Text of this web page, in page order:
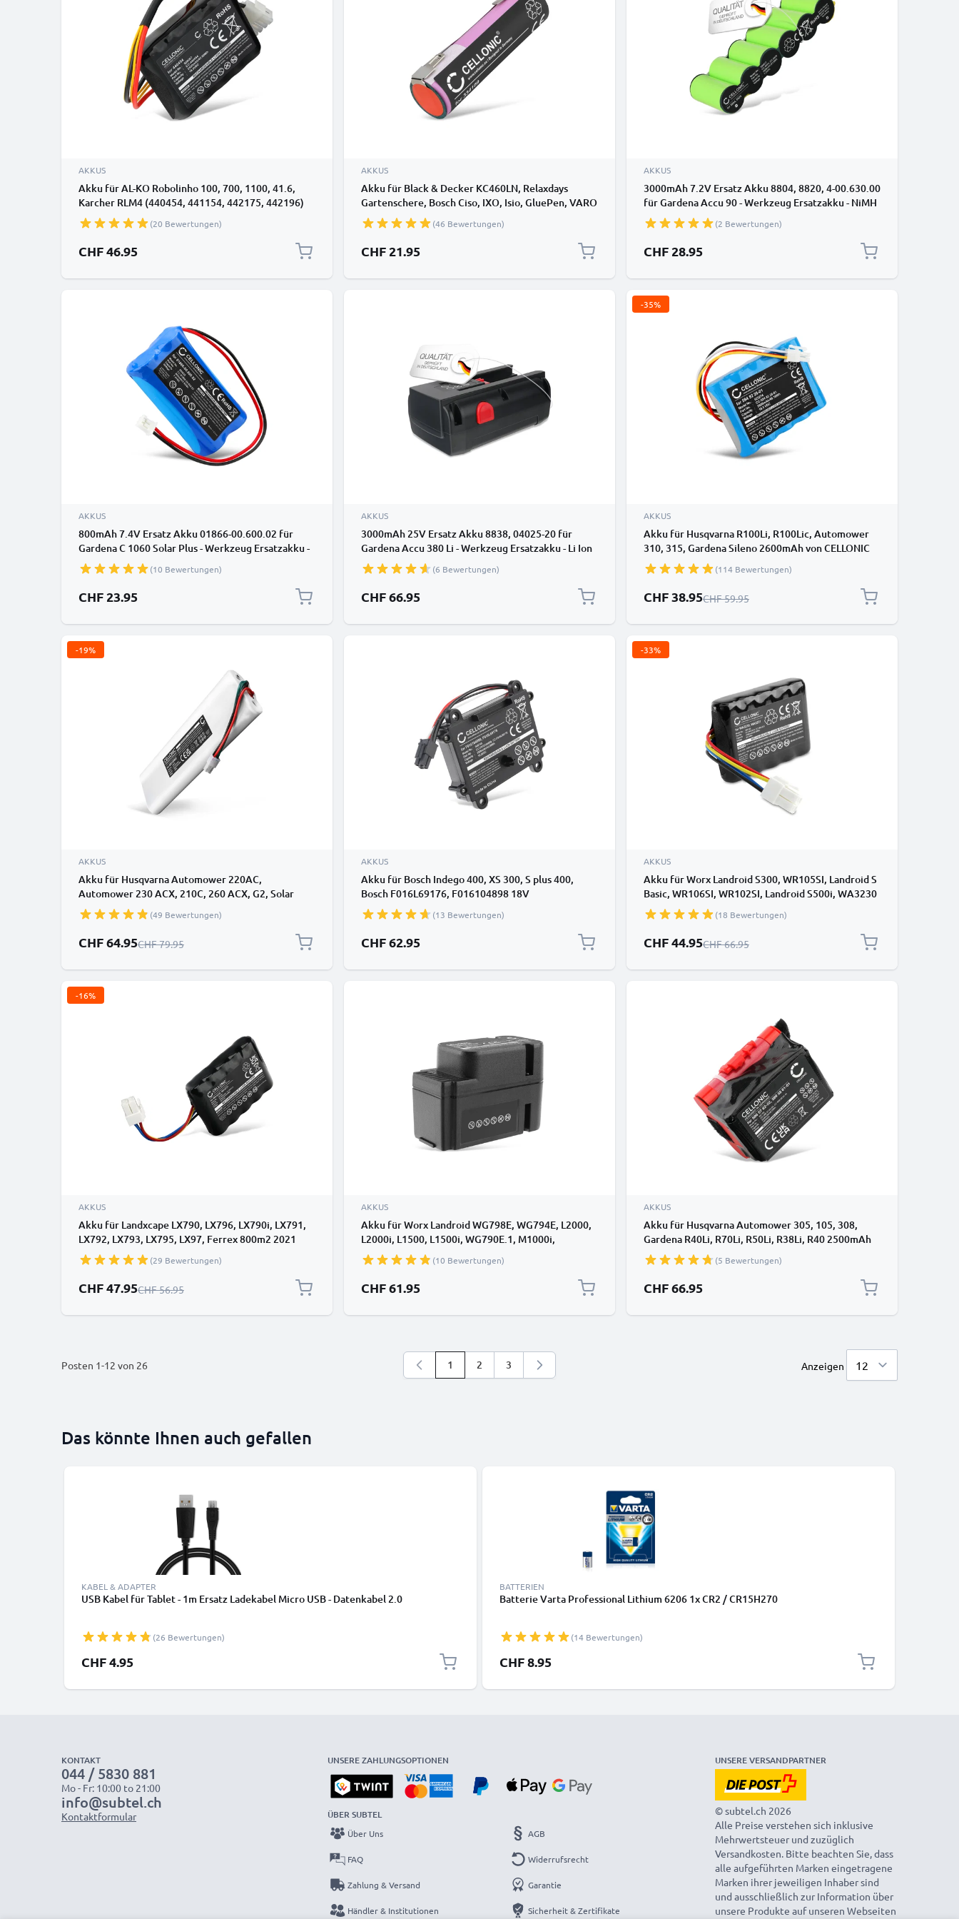
AKKUS
Akku für AL-KO Robolinho 100, 700, 1100, 41.6,
Karcher RLM4 (440454, 441154, 442175, 442196)
18V 2500mAh Li Ion von subtel
(20 Bewertungen)
CHF 46.95
AKKUS
Akku für Black & Decker KC460LN, Relaxdays
Gartenschere, Bosch Ciso, IXO, Isio, GluePen, VARO
Powerplus, Karcher WV2 (WOLF-Garten INR18650)
3.7V 2900mAh Lithium Ionen von CELLONIC
(46 Bewertungen)
CHF 21.95
AKKUS
3000mAh 7.2V Ersatz Akku 8804, 8820, 4-00.630.00
für Gardena Accu 90 - Werkzeug Ersatzakku - NiMH
Batterie
(2 Bewertungen)
CHF 28.95
AKKUS
800mAh 7.4V Ersatz Akku 01866-00.600.02 für
Gardena C 1060 Solar Plus - Werkzeug Ersatzakku -
Li Ion Batterie
(10 Bewertungen)
CHF 23.95
AKKUS
3000mAh 25V Ersatz Akku 8838, 04025-20 für
Gardena Accu 380 Li - Werkzeug Ersatzakku - Li Ion
Batterie
(6 Bewertungen)
CHF 66.95
-35%
AKKUS
Akku für Husqvarna R100Li, R100Lic, Automower
310, 315, Gardena Sileno 2600mAh von CELLONIC
(114 Bewertungen)
Sonderpreis
CHF 38.95Regulärer Preis
CHF 59.95
-19%
AKKUS
Akku für Husqvarna Automower 220AC,
Automower 230 ACX, 210C, 260 ACX, G2, Solar
Hybrid, Solarmower 1996 (535120902, 535120901)
3Ah 18V von CELLONIC
(49 Bewertungen)
Sonderpreis
CHF 64.95Regulärer Preis
CHF 79.95
AKKUS
Akku für Bosch Indego 400, XS 300, S plus 400,
Bosch F016L69176, F016104898 18V
2500mAh Lithium Ionen von CELLONIC
(13 Bewertungen)
CHF 62.95
-33%
AKKUS
Akku für Worx Landroid S300, WR105SI, Landroid S
Basic, WR106SI, WR102SI, Landroid S500i, WA3230
2500mAh von CELLONIC(18 Bewertungen)
Sonderpreis
CHF 44.95Regulärer Preis
CHF 66.95
-16%
AKKUS
Akku für Landxcape LX790, LX796, LX790i, LX791,
LX792, LX793, LX795, LX97, Ferrex 800m2 2021
(LA0001, LA0002) 2500mAh von CELLONIC
(29 Bewertungen)
Sonderpreis
CHF 47.95Regulärer Preis
CHF 56.95
AKKUS
Akku für Worx Landroid WG798E, WG794E, L2000,
L2000i, L1500, L1500i, WG790E.1, M1000i,
WR113MI, WG792E.1, WA3225 28.0v 2500mAh Li
Ion von CELLONIC
(10 Bewertungen)
CHF 61.95
AKKUS
Akku für Husqvarna Automower 305, 105, 308,
Gardena R40Li, R70Li, R50Li, R38Li, R40 2500mAh
von CELLONIC
(5 Bewertungen)
CHF 66.95
Posten 1-12 von 26 Sie lesen gerade die Seite
1 Seite
2 Seite
3 Anzeigen
Das könnte Ihnen auch gefallen
KABEL & ADAPTER
USB Kabel für Tablet - 1m Ersatz Ladekabel Micro USB - Datenkabel 2.0
(26 Bewertungen)
CHF 4.95
BATTERIEN
Batterie Varta Professional Lithium 6206 1x CR2 / CR15H270
(14 Bewertungen)
CHF 8.95
KONTAKT
044 / 5830 881
Mo - Fr: 10:00 to 21:00
info@subtel.ch
Kontaktformular
UNSERE ZAHLUNGSOPTIONEN
ÜBER SUBTEL
Über Uns
FAQ
Zahlung & Versand
Händler & Institutionen
AGB
Widerrufsrecht
Garantie
Sicherheit & Zertifikate
UNSERE VERSANDPARTNER
© subtel.ch 2026
Alle Preise verstehen sich inklusive
Mehrwertsteuer und zuzüglich
Versandkosten. Bitte beachten Sie, dass
alle aufgeführten Marken eingetragene
Marken ihrer jeweiligen Inhaber sind
und ausschließlich zur Information über
unsere Produkte auf unseren Webseiten